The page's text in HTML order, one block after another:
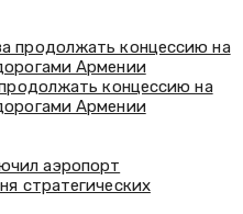
концессию на
Армении